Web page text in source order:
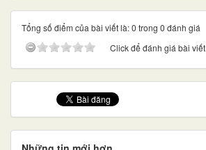
Tổng số điểm của bài viết là: 0 trong 0 đánh giá
Click để đánh giá bài viết